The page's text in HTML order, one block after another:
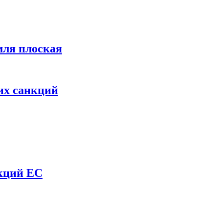
плоская
санкций
ЕС